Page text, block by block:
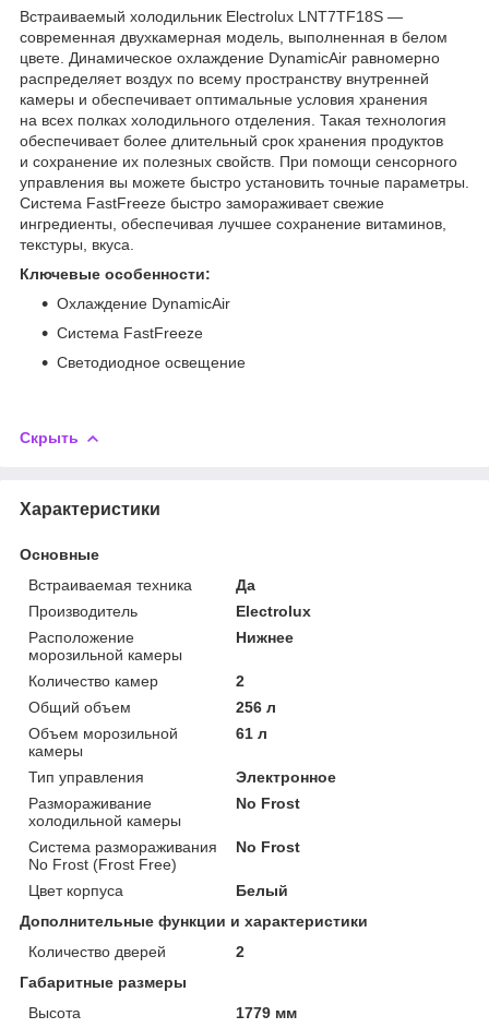
Встраиваемый холодильник Electrolux LNT7TF18S —
современная двухкамерная модель, выполненная в белом
цвете. Динамическое охлаждение DynamicAir равномерно
распределяет воздух по всему пространству внутренней
камеры и обеспечивает оптимальные условия хранения
на всех полках холодильного отделения. Такая технология
обеспечивает более длительный срок хранения продуктов
и сохранение их полезных свойств. При помощи сенсорного
управления вы можете быстро установить точные параметры.
Система FastFreeze быстро замораживает свежие
ингредиенты, обеспечивая лучшее сохранение витаминов,
текстуры, вкуса.
Ключевые особенности:
Охлаждение DynamicAir
Система FastFreeze
Светодиодное освещение
Скрыть
Характеристики
Основные
Встраиваемая техника
Да
Производитель
Electrolux
Расположение
морозильной камеры
Нижнее
Количество камер
2
Общий объем
256 л
Объем морозильной
камеры
61 л
Тип управления
Электронное
Размораживание
холодильной камеры
No Frost
Система размораживания
No Frost (Frost Free)
No Frost
Цвет корпуса
Белый
Дополнительные функции и характеристики
Количество дверей
2
Габаритные размеры
Высота
1779 мм